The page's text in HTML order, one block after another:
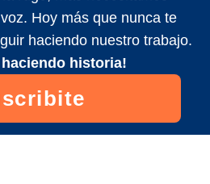
Hoy más que nunca te
haciendo nuestro trabajo.
haciendo historia!